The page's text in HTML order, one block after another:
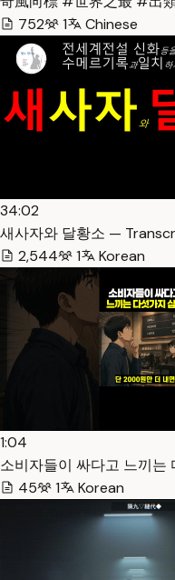
752
1 Chinese
34:02
새사자와 달황소 —
2,544
1 Korean
1:04
소비자들이 싸다고 느끼
45
1 Korean